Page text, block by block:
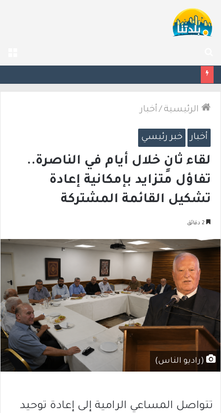
عن
الرئيسية / أخبار
أخبار خبر رئيسي
لقاء ثانٍ خلال أيام في الناصرة..
تفاؤل متزايد بإمكانية إعادة
تشكيل القائمة المشتركة
(راديو الناس)
تتواصل المساعي الرامية إلى إعادة توحيد